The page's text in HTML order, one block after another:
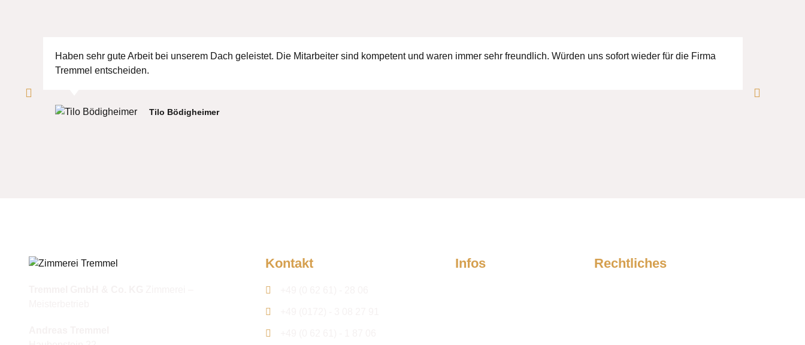
Haben sehr gute Arbeit bei unserem Dach geleistet. Die Mitarbeiter sind kompetent und waren immer sehr freundlich. Würden uns sofort wieder für die Firma
Tremmel entscheiden.
Tilo Bödigheimer​
Kontakt Infos Rechtliches